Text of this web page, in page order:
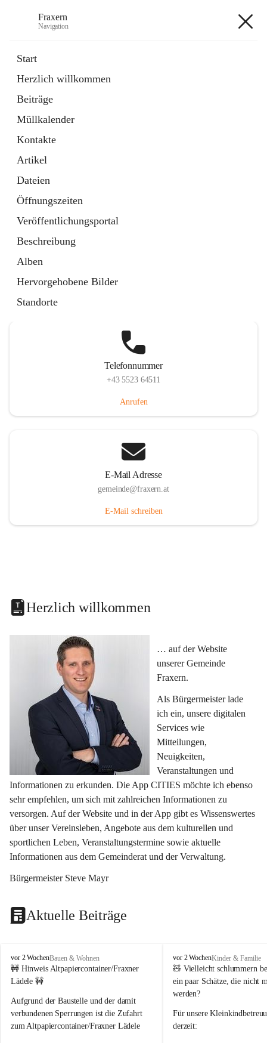
Fraxern
Navigation
Start
Herzlich willkommen
Beiträge
Müllkalender
Kontakte
Artikel
Dateien
Öffnungszeiten
Veröffentlichungsportal
Beschreibung
Alben
Hervorgehobene Bilder
Standorte
Ordner
in
Tab
Formulare
Artikel
öffnet
in
neuem
Tab
Telefonnummer
+43 5523 64511
Anrufen
E-Mail Adresse
gemeinde@fraxern.at
E-Mail schreiben
Herzlich willkommen
… auf der Website
unserer Gemeinde
Fraxern.
Als Bürgermeister lade
ich ein, unsere digitalen
Services wie
Mitteilungen,
Neuigkeiten,
Veranstaltungen und
Informationen zu erkunden. Die App CITIES möchte ich ebenso
sehr empfehlen, um sich mit zahlreichen Informationen zu
versorgen. Auf der Website und in der App gibt es Wissenswertes
über unser Vereinsleben, Angebote aus dem kulturellen und
sportlichen Leben, Veranstaltungstermine sowie aktuelle
Informationen aus dem Gemeinderat und der Verwaltung.
Bürgermeister Steve Mayr
Aktuelle Beiträge
F
r
a
e
r
n
vor 2 WochenBauen & Wohnen
🚧 Hinweis Altpapiercontainer/Fraxner
Lädele 🚧
Aufgrund der Baustelle und der damit
verbundenen Sperrungen ist die Zufahrt
zum Altpapiercontainer/Fraxner Lädele
F
r
a
x
r
n
vor 2 WochenKinder & Familie
🧸 Vielleicht schlummern
ein paar Schätze, die nicht
werden?
Für unsere
derzeit: